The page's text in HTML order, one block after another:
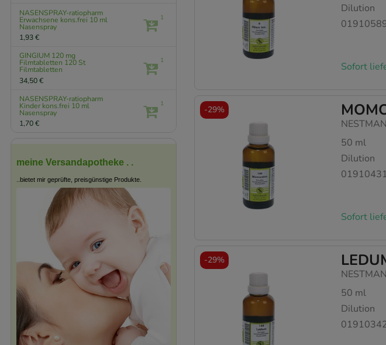
Dilution
Sofort
50 ml
Dilution
Sofort
-29%
50 ml
Dilution
-29%
NASENSPRAY-ratiopharm
Erwachsene kons.frei 10 ml
Nasenspray
1,93 €
1
GINGIUM 120 mg
Filmtabletten 120 St
Filmtabletten
34,50 €
1
NASENSPRAY-ratiopharm
Kinder kons.frei 10 ml
Nasenspray
1,70 €
1
meine Versandapotheke . .
..bietet mir geprüfte, preisgünstige Produkte.